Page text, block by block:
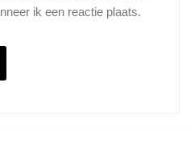
ik een reactie plaats.